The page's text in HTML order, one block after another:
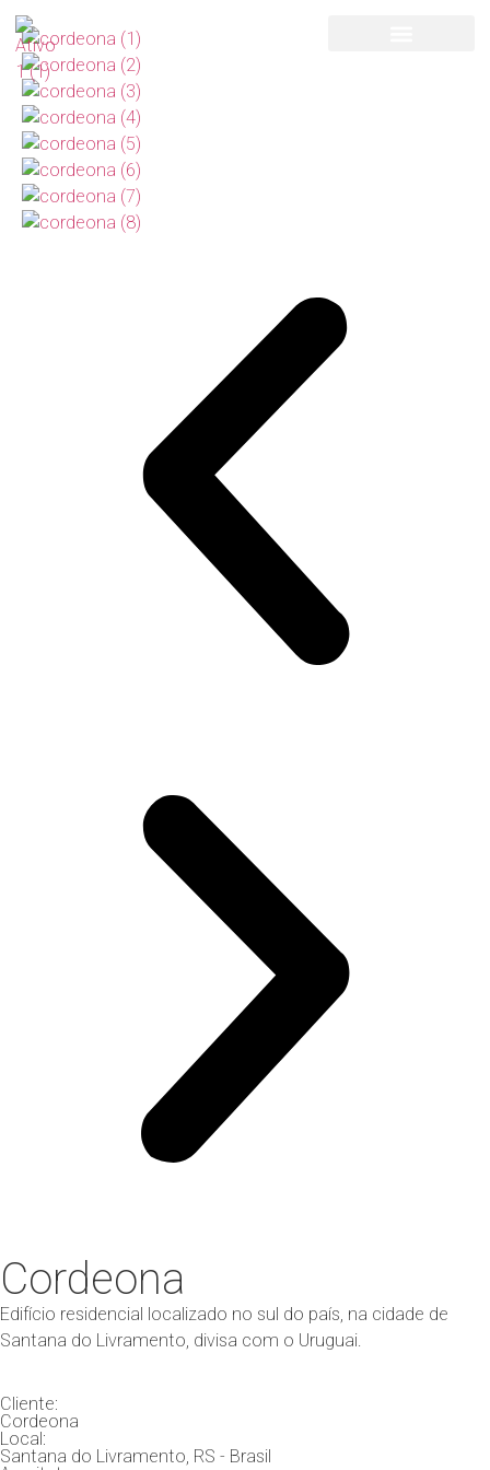
Cordeona
Edifício residencial localizado no sul do país, na cidade de
Santana do Livramento, divisa com o Uruguai.
Cliente:
Cordeona
Local:
Santana do Livramento, RS - Brasil